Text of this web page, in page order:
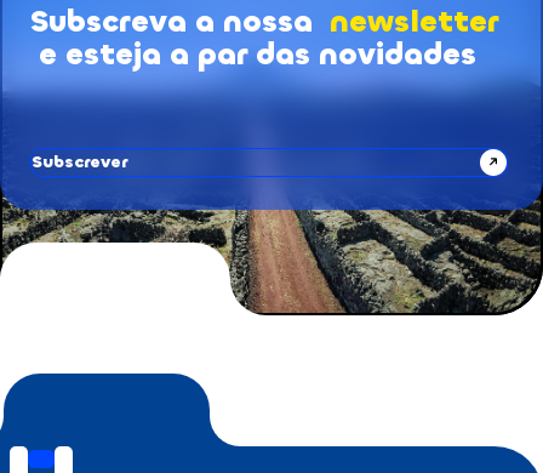
Subscrição de Newsletters
Subscreva a nossa newsletter
e esteja a par das novidades
Subscrever